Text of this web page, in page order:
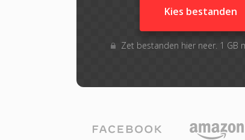
Kies bestanden
Zet bestanden hier neer. 1